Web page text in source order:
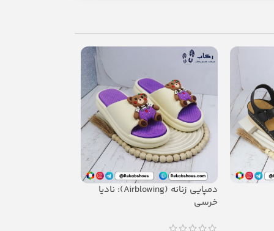
دمپایی زنانه (Airblowing): نادیا
خرسی